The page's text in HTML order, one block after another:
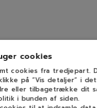
cookies
cookies fra tredjepart.
på ”Vis detaljer” i
eller tilbagetrække dit
i bunden af siden.